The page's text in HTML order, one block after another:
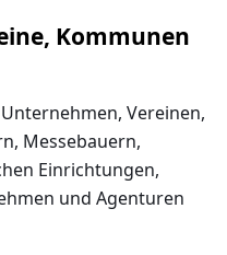
Kommunen
Vereinen,
Messebauern,
Einrichtungen,
und Agenturen